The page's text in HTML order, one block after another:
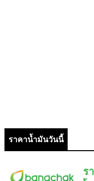
ราคาน้ำมันวันนี้